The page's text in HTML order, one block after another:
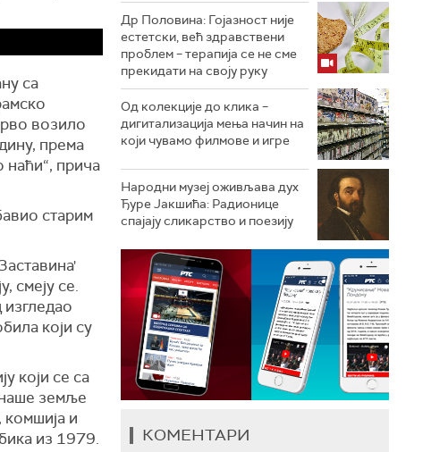
са
возило
према
наћи“, прича
старим
аставина'
смеју се.
изгледао
који су
који се са
земље
и
из 1979.
Др Половина: Гојазност није
естетски, већ здравствени
проблем – терапија се не сме
прекидати на своју руку
Од колекције до клика –
дигитализација мења начин на
који чувамо филмове и игре
Народни музеј оживљава дух
Ђуре Јакшића: Радионице
спајају сликарство и поезију
КОМЕНТАРИ